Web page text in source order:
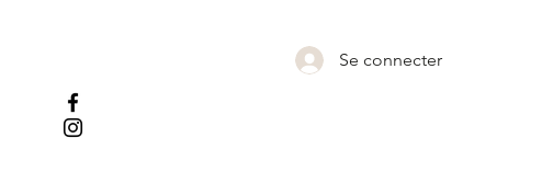
Se connecter